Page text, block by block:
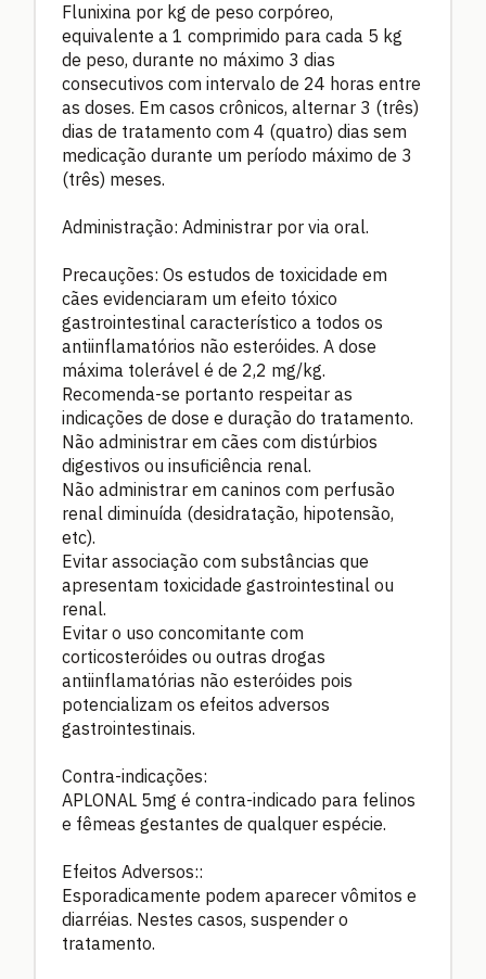
Flunixina por kg de peso corpóreo,
equivalente a 1 comprimido para cada 5 kg
de peso, durante no máximo 3 dias
consecutivos com intervalo de 24 horas entre
as doses. Em casos crônicos, alternar 3 (três)
dias de tratamento com 4 (quatro) dias sem
medicação durante um período máximo de 3
(três) meses.
Administração: Administrar por via oral.
Precauções: Os estudos de toxicidade em
cães evidenciaram um efeito tóxico
gastrointestinal característico a todos os
antiinflamatórios não esteróides. A dose
máxima tolerável é de 2,2 mg/kg.
Recomenda-se portanto respeitar as
indicações de dose e duração do tratamento.
Não administrar em cães com distúrbios
digestivos ou insuficiência renal.
Não administrar em caninos com perfusão
renal diminuída (desidratação, hipotensão,
etc).
Evitar associação com substâncias que
apresentam toxicidade gastrointestinal ou
renal.
Evitar o uso concomitante com
corticosteróides ou outras drogas
antiinflamatórias não esteróides pois
potencializam os efeitos adversos
gastrointestinais.
Contra-indicações:
APLONAL 5mg é contra-indicado para felinos
e fêmeas gestantes de qualquer espécie.
Efeitos Adversos::
Esporadicamente podem aparecer vômitos e
diarréias. Nestes casos, suspender o
tratamento.